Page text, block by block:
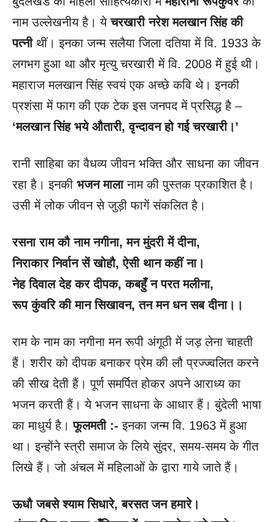
नाम उल्लेखनीय है। येचरखारी नरेश मलखान सिंह की
पत्नीथीं। इनका जन्म सलैया जिला दतिया में वि. 1933 के
लगभग हुआ था और मृत्यु चरखारी में वि. 2008 में हुई थी।
महाराज मलखान सिंह स्वयं एक अच्छे कवि थे। इनकी
प्रशंसा में फाग की एक टेक इस जनपद में प्रसिद्ध है –
‘मलखान सिंह भये औतारी, वृन्दावन हो गई चरखारी।’
रानी साहिबा का वैधव्य जीवन भक्ति और साधना का जीवन
रहा है। इनकी भजन मालानाम की पुस्तक प्रकाशित है।
उसी में लोक जीवन से जुड़ी फागें संकलित है।
रसना राम कौ नाम नगीना, मन मुंदरी में दीना,
निराकार निर्वान सें खोहौ, ऐसी थान कहीं ना।
नेह दिवाल देह कर दीपक, कबहुँ न परत मलीना,
रूप कुंवरि की मान सिखावन, तन मन धन सब दीना।।
राम के नाम का नगीना मन रूपी अंगूठी में जड़ लेना चाहती
हैं। शरीर को दीपक बनाकर प्रेम की लौ प्रज्ज्वलित करने
की सीख देती हैं। पूर्ण समर्पित होकर अपने आराध्य का
भजन करती हैं। ये भजन साधना के आधार हैं। बुंदेली भाषा
का माधुर्य है। फूलमती :- इनका जन्म वि. 1963 में हुआ
था। इन्होंने स्त्री समाज के लिये सुंदर, समय-समय के गीत
लिखे हैं। जो अंचल में महिलाओं के द्वारा गाये जाते हैं।
ऊधौ जबसे श्याम सिधारे, बरसत जन हमारे।